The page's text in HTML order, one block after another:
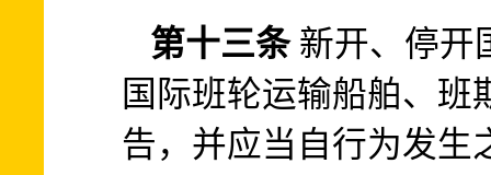
第十三条 新开、停开
国际班轮运输船舶、班
告，并应当自行为发生